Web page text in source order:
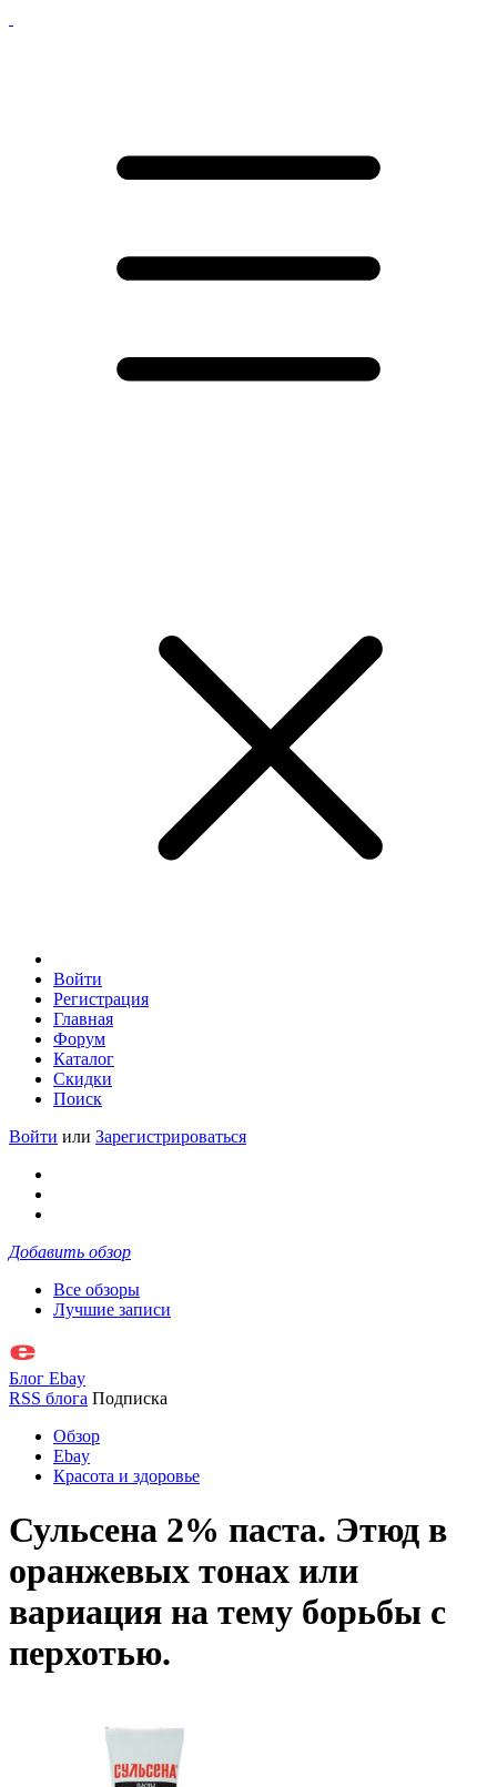
Войти
Регистрация
Главная
Форум
Каталог
Скидки
Поиск
Войти или Зарегистрироваться
Добавить обзор
Все обзоры
Лучшие записи
Блог Ebay
RSS блога Подписка
Обзор
Ebay
Красота и здоровье
Сульсена 2% паста. Этюд в
оранжевых тонах или
вариация на тему борьбы с
перхотью.